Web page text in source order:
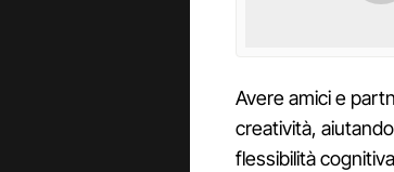
Avere amici e
creatività,
flessibilità